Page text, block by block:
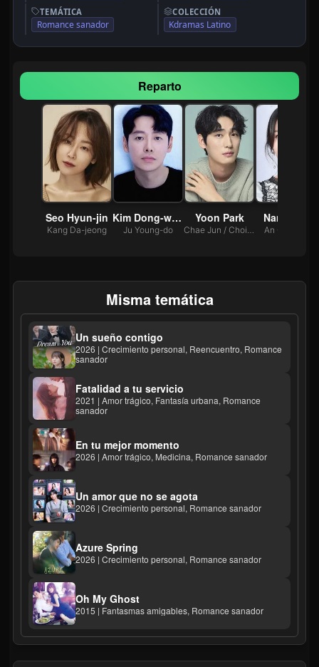
TEMÁTICA
Romance sanador
COLECCIÓN
Kdramas Latino
Reparto
Seo Hyun-jin
Kang Da-jeong
Kim Dong-wook
Ju Young-do
Yoon Park
Chae Jun / Choi Jung Min | Doctor Ian Norman Chase
Nam Gyu-ri
An Ga-young
Misma temática
Un sueño contigo
2026 | Crecimiento personal, Reencuentro, Romance
sanador
Fatalidad a tu servicio
2021 | Amor trágico, Fantasía urbana, Romance
sanador
En tu mejor momento
2026 | Amor trágico, Medicina, Romance sanador
Un amor que no se agota
2026 | Crecimiento personal, Romance sanador
Azure Spring
2026 | Crecimiento personal, Romance sanador
Oh My Ghost
2015 | Fantasmas amigables, Romance sanador